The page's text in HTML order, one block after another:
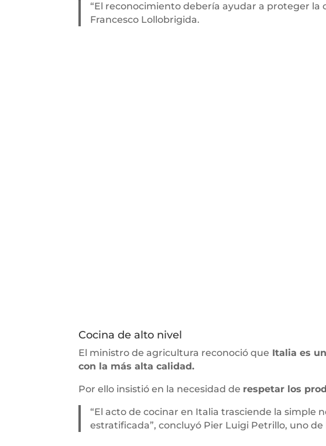
“El reconocimiento debería ayudar a proteger la
Francesco Lollobrigida.
Cocina de alto nivel
El ministro de agricultura reconoció que Italia es
con la más alta calidad.
Por ello insistió en la necesidad de respetar los
“El acto de cocinar en Italia trasciende la
estratificada”, concluyó Pier Luigi Petrillo, uno